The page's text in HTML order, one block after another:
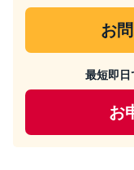
お
最短即日
お